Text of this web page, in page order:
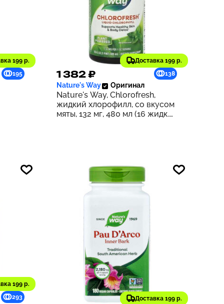
199 р.
195
Доставка 199 р.
1 382 ₽ 138
Nature's Way Оригинал
Nature's Way, Chlorofresh,
жидкий хлорофилл, со вкусом
мяты, 132 мг, 480 мл (16 жидк.
199 р.
293
Доставка 199 р.
1 673 ₽ 167